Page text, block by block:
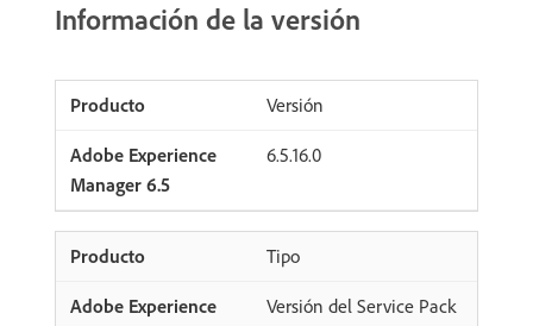
Información de la versión
Versión
6.5.16.0
Tipo
Versión del Service Pack